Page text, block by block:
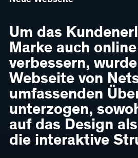
Um das
Marke auch
verbessern,
Webseite von
umfassenden
unterzogen,
auf das Design
die interaktive